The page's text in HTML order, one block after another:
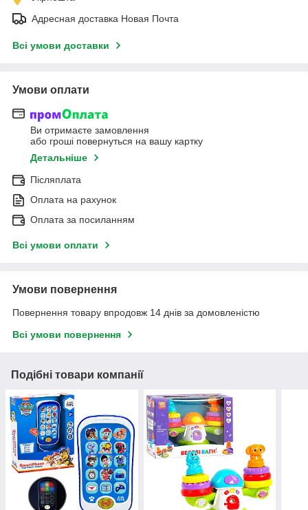
Адресная доставка Новая Почта
Всі умови доставки
Умови оплати
Ви отримаєте замовлення
або гроші повернуться на вашу картку
Детальніше
Післяплата
Оплата на рахунок
Оплата за посиланням
Всі умови оплати
Умови повернення
Повернення товару впродовж 14 днів за домовленістю
Всі умови повернення
Подібні товари компанії